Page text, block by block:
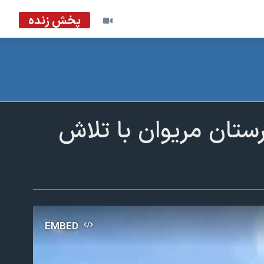
پخش زنده
مریوان با تلاش
EMBED